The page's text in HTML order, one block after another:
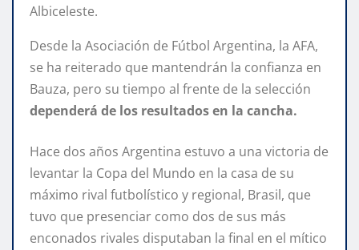
Albiceleste.
Desde la Asociación de Fútbol Argentina, la AFA,
se ha reiterado que mantendrán la confianza en
Bauza, pero su tiempo al frente de la selección
dependerá de los resultados en la cancha.
Hace dos años Argentina estuvo a una victoria de
levantar la Copa del Mundo en la casa de su
máximo rival futbolístico y regional, Brasil, que
tuvo que presenciar como dos de sus más
enconados rivales disputaban la final en el mítico